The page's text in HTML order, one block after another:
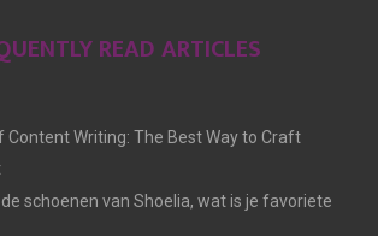
READ ARTICLES
Writing: The Best Way to Craft
schoenen van Shoelia, wat is je favoriete